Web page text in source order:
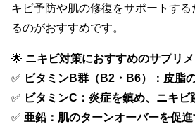
キビ予防や肌の修復をサポートす
るのがおすすめです。
🌟 ニキビ対策におすすめのサプリ
✅ ビタミンB群（B2・B6）：皮脂
✅ ビタミンC：炎症を鎮め、ニキビ
✅ 亜鉛：肌のターンオーバーを促進